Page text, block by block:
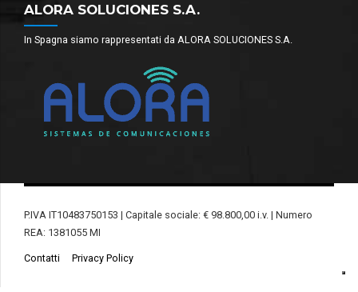
ALORA SOLUCIONES S.A.
In Spagna siamo rappresentati da ALORA SOLUCIONES S.A.
P.IVA IT10483750153 | Capitale sociale: € 98.800,00 i.v. | Numero
REA: 1381055 MI
Contatti Privacy Policy